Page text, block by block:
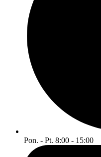
Pon. - Pt. 8:00 - 15:00